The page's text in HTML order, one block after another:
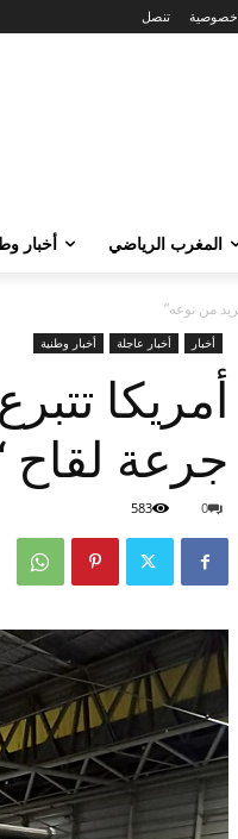
تنصل خصوصية
المغرب الرياضي أخبار
أخبار أخبار عاجلة أخبار وطنية
جرعة لقاح
0
583